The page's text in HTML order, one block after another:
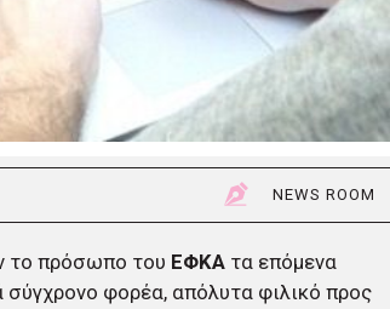
NEWS ROOM
το πρόσωπο του ΕΦΚΑ τα επόμενα
σύγχρονο φορέα, απόλυτα φιλικό προς